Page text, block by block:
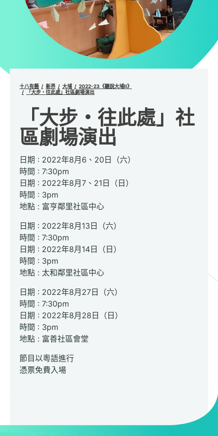
十八有藝 新界 大埔
2022-23《聽說大埔II》
「大步・往此處」社區劇場演出
「大步・往此處」社
區劇場演出
日期 : 2022年8月6、20日（六）
時間 : 7:30pm
日期 : 2022年8月7、21日（日）
時間 : 3pm
地點 : 富亨鄰里社區中心
日期 : 2022年8月13日（六）
時間 : 7:30pm
日期 : 2022年8月14日（日）
時間 : 3pm
地點 : 太和鄰里社區中心
日期 : 2022年8月27日（六）
時間 : 7:30pm
日期 : 2022年8月28日（日）
時間 : 3pm
地點 : 富善社區會堂
節目以粵語進行
憑票免費入場